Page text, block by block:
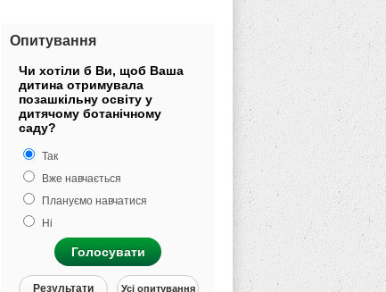
Опитування
Чи хотіли б Ви, щоб Ваша
дитина отримувала
позашкільну освіту у
дитячому ботанічному
саду?
Так
Вже навчається
Плануємо навчатися
Ні
Голосувати
Результати Усі опитування